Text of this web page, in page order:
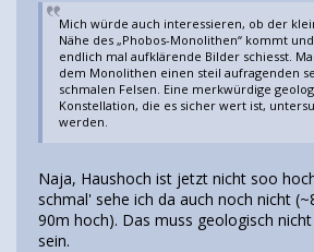
Mich würde auch interessieren, ob der
Nähe des „Phobos-Monolithen“ kommt
endlich mal aufklärende Bilder schiesst.
dem Monolithen einen steil aufragenden
schmalen Felsen. Eine merkwürdige
Konstellation, die es sicher wert ist,
werden.
Naja, Haushoch ist jetzt nicht soo
schmal' sehe ich da auch noch nicht
90m hoch). Das muss geologisch
sein.